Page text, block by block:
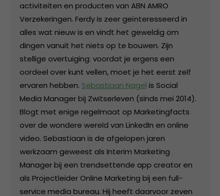
activiteiten en producten van ABN AMRO
Verzekeringen. Ferdy is zeer geïnteresseerd in
alles wat nieuw is en vindt het geweldig om
dingen vanuit het niets op te bouwen. Zijn
stellige overtuiging: voordat je ergens een
oordeel over kunt vellen, moet je het eerst zelf
ervaren hebben. Sebastiaan Nagel is Social
Media Manager bij Zwitserleven (sinds mei 2014).
Blogt met enige regelmaat op Marketingfacts
over de wondere wereld van LinkedIn en online
video. Sebastiaan is de afgelopen jaren
werkzaam geweest als Interim Marketing
Manager bij een trendsettende app creator en
als Projectleider Online Marketing bij een full-
service media bureau. Hij heeft daarvoor zeven